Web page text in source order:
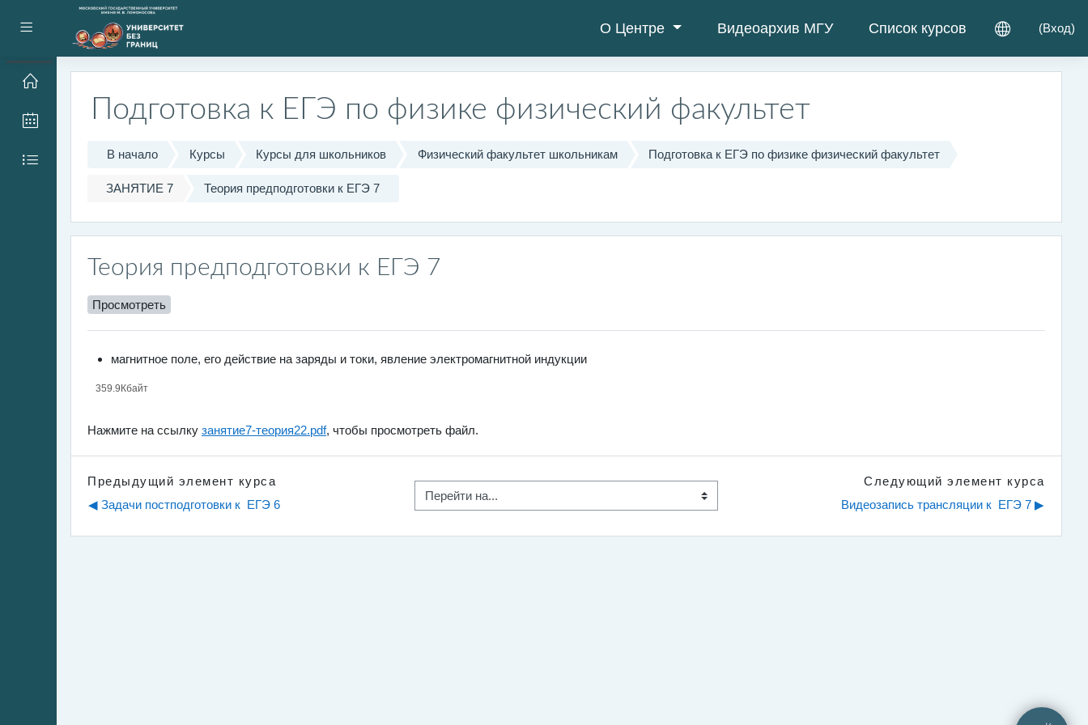
Боковая панель О Центре Видеоархив МГУ Список курсов (Вход)
Перейти к основному содержанию
Подготовка к ЕГЭ по физике физический факультет
В начало Курсы Курсы для школьников Физический факультет школьникам Подготовка к ЕГЭ по физике физический факультет
ЗАНЯТИЕ 7 Теория предподготовки к ЕГЭ 7
Теория предподготовки к ЕГЭ 7
Просмотреть
магнитное поле, его действие на заряды и токи, явление электромагнитной индукции
359.9Кбайт
Нажмите на ссылку занятие7-теория22.pdf, чтобы просмотреть файл.
Предыдущий элемент курса
◀︎ Задачи постподготовки к  ЕГЭ 6
Перейти на...
Следующий элемент курса
Видеозапись трансляции к  ЕГЭ 7 ▶︎